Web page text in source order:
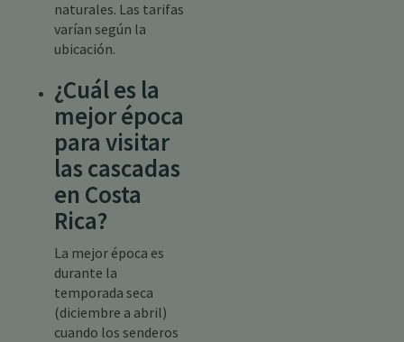
naturales. Las tarifas
varían según la
ubicación.
¿Cuál es la
mejor época
para visitar
las cascadas
en Costa
Rica?
La mejor época es
durante la
temporada seca
(diciembre a abril)
cuando los senderos